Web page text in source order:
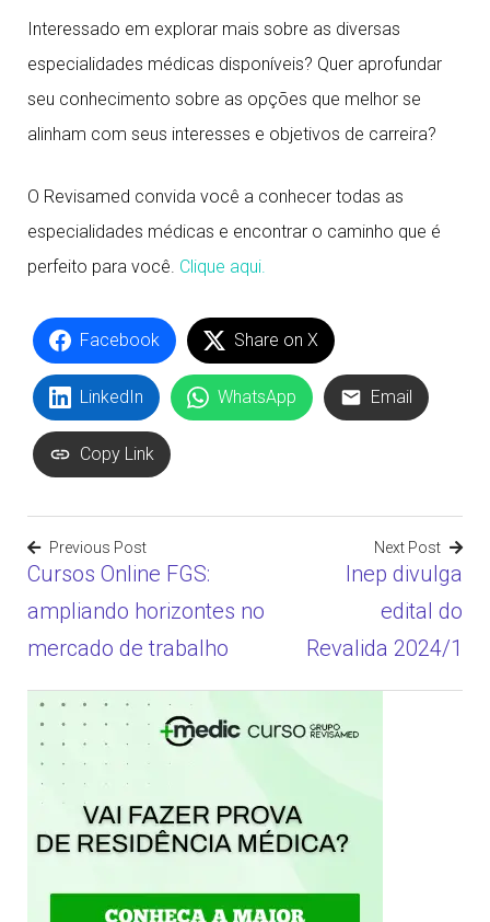
Interessado em explorar mais sobre as diversas
especialidades médicas disponíveis? Quer aprofundar
seu conhecimento sobre as opções que melhor se
alinham com seus interesses e objetivos de carreira?
O Revisamed convida você a conhecer todas as
especialidades médicas e encontrar o caminho que é
perfeito para você. Clique aqui.
Facebook Share on X
LinkedIn WhatsApp Email
Copy Link
Navegação
de
Post
Previous Post
Cursos Online FGS:
ampliando horizontes no
mercado de trabalho
Next Post
Inep divulga
edital do
Revalida 2024/1